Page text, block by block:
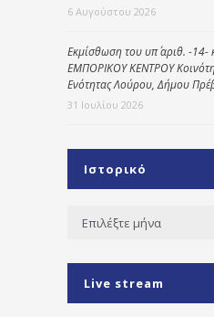
6 Αυγούστου 2026
Εκμίσθωση του υπ΄ αριθ. -14-
ΕΜΠΟΡΙΚΟΥ ΚΕΝΤΡΟΥ
Ενότητας Λούρου, Δήμου
31 Ιουλίου 2026
Ιστορικό
Ιστορικό
Live stream